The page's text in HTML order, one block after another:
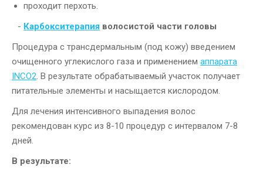
проходит перхоть.
Карбокситерапия волосистой части головы
Процедура с трансдермальным (под кожу) введением
очищенного углекислого газа и применением аппарата
INCO2. В результате обрабатываемый участок получает
питательные элементы и насыщается кислородом.
Для лечения интенсивного выпадения волос
рекомендован курс из 8-10 процедур с интервалом 7-8
дней.
В результате: